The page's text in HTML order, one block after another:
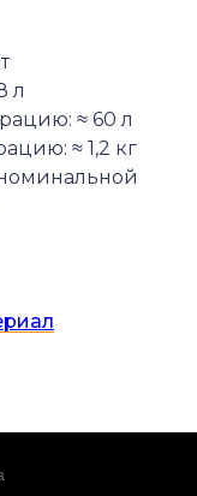
л
≈ 60 л
≈ 1,2 кг